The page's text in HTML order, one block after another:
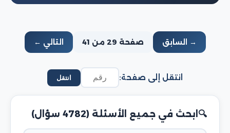
→ السابق صفحة 29 من 41 التالي ←
انتقل إلى صفحة: انتقل
ابحث في جميع الأسئلة (4782 سؤال)